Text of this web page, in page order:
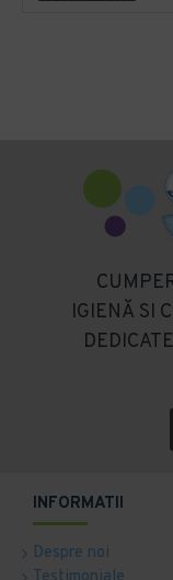
IGIENĂ SI
INFORMATII
Despre noi